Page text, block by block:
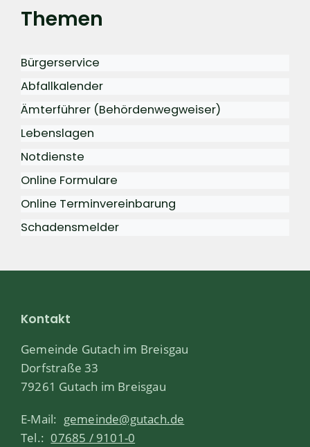
Themen
Bürgerservice
Abfallkalender
Ämterführer (Behördenwegweiser)
Lebenslagen
Notdienste
Online Formulare
Online Terminvereinbarung
Schadensmelder
Kontakt
Gemeinde Gutach im Breisgau
Dorfstraße 33
79261 Gutach im Breisgau
E-Mail: gemeinde@gutach.de
Tel.: 07685 / 9101-0